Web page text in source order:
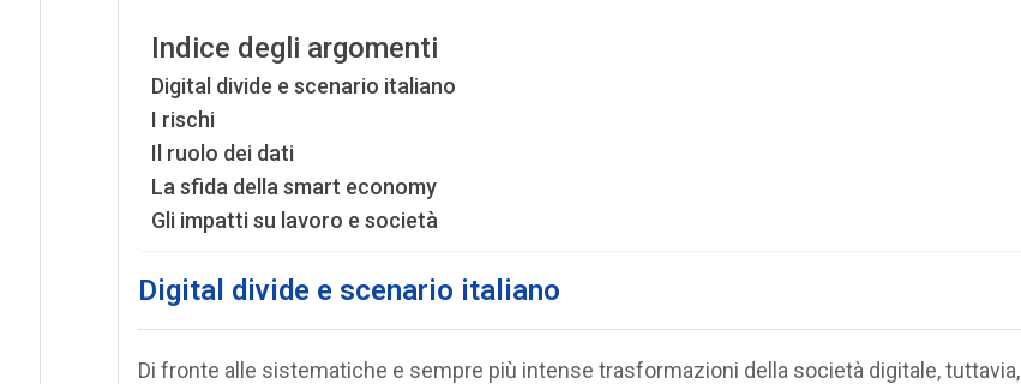
Indice degli argomenti
Digital divide e scenario italiano
I rischi
Il ruolo dei dati
La sfida della smart economy
Gli impatti su lavoro e società
Digital divide e scenario italiano
Di fronte alle sistematiche e sempre più intense trasformazioni della società digitale, tuttavia,